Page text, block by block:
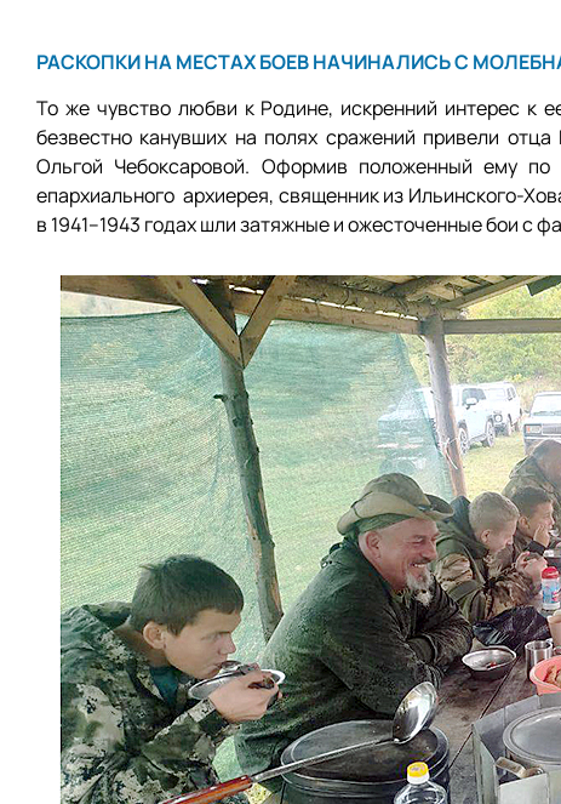
РАСКОПКИ НА МЕСТАХ БОЕВ НАЧИНАЛИСЬ С
То же чувство любви к Родине, искренний интерес к
безвестно канувших на полях сражений привели
Ольгой Чебоксаровой. Оформив положенный ему по
епархиального архиерея, священник из Ильинского-
в 1941–1943 годах шли затяжные и ожесточенные бои с